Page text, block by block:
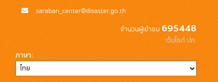
saraban_center@disaster.go.th
จำนวนผู้เข้าชม 695448
เว็บไซต์ ปภ.
ภาษา